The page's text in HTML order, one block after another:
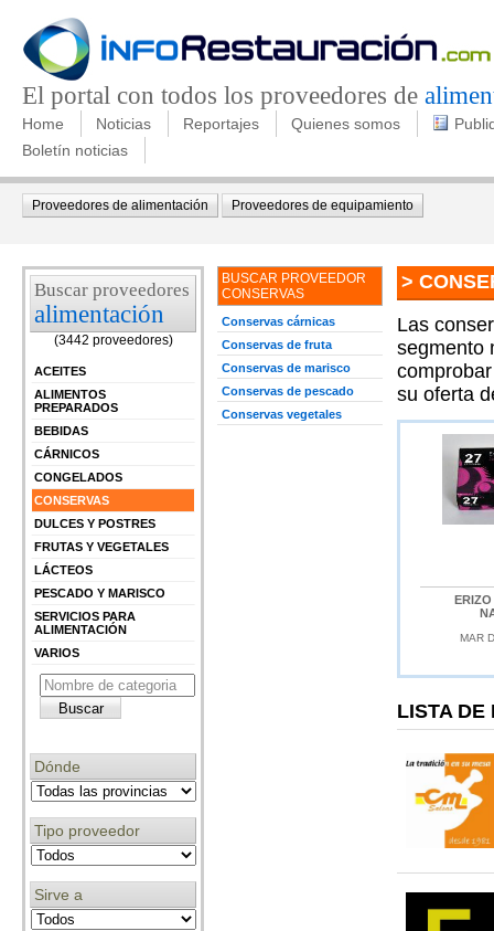
El portal con todos los proveedores de
Home Noticias Reportajes Quienes somos
Boletín noticias
Proveedores de alimentación Proveedores de equipamiento
Buscar proveedores
alimentación
(3442 proveedores)
ACEITES
ALIMENTOS
PREPARADOS
BEBIDAS
CÁRNICOS
CONGELADOS
CONSERVAS
DULCES Y POSTRES
FRUTAS Y VEGETALES
LÁCTEOS
PESCADO Y MARISCO
SERVICIOS PARA
ALIMENTACIÓN
VARIOS
Dónde
Tipo proveedor
Sirve a
BUSCAR PROVEEDOR
CONSERVAS
Conservas cárnicas
Conservas de fruta
Conservas de marisco
Conservas de pescado
Conservas vegetales
>
Las
segmento
su oferta
MAR
LISTA DE